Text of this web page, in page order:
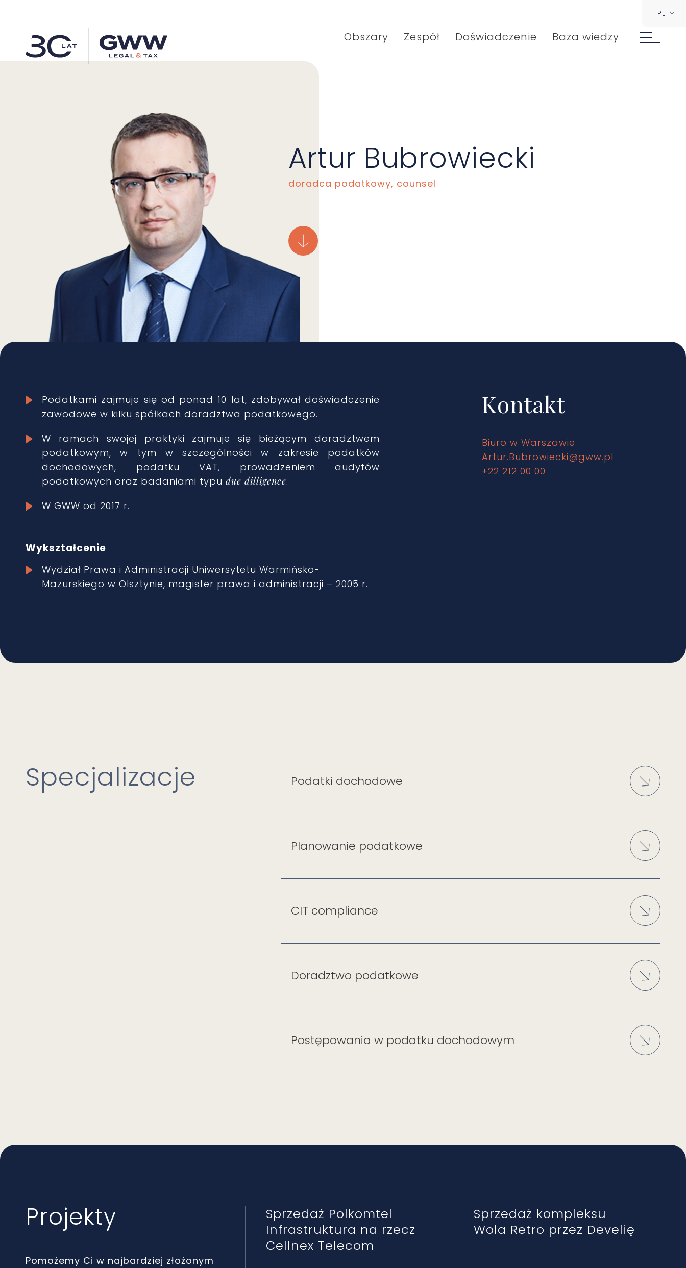
Obszary Zespół Doświadczenie Baza wiedzy
PL
Artur Bubrowiecki
doradca podatkowy, counsel
Kontakt
Biuro w Warszawie
Artur.Bubrowiecki@gww.pl
+22 212 00 00
Podatkami zajmuje się od ponad 10 lat, zdobywał doświadczenie
zawodowe w kilku spółkach doradztwa podatkowego.
W ramach swojej praktyki zajmuje się bieżącym doradztwem
podatkowym, w tym w szczególności w zakresie podatków
dochodowych, podatku VAT, prowadzeniem audytów
podatkowych oraz badaniami typu due dilligence.
W GWW od 2017 r.
Wykształcenie
Wydział Prawa i Administracji Uniwersytetu Warmińsko-
Mazurskiego w Olsztynie, magister prawa i administracji – 2005 r.
Specjalizacje Podatki dochodowe
Planowanie podatkowe
CIT compliance
Doradztwo podatkowe
Postępowania w podatku dochodowym
Projekty
Pomożemy Ci w najbardziej złożonym
Sprzedaż Polkomtel
Infrastruktura na rzecz
Cellnex Telecom
Sprzedaż kompleksu
Wola Retro przez Develię